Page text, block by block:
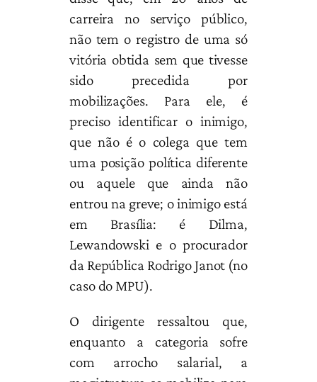
carreira no serviço público,
não tem o registro de uma só
vitória obtida sem que tivesse
sido precedida por
mobilizações. Para ele, é
preciso identificar o inimigo,
que não é o colega que tem
uma posição política diferente
ou aquele que ainda não
entrou na greve; o inimigo está
em Brasília: é Dilma,
Lewandowski e o procurador
da República Rodrigo Janot (no
caso do MPU).
O dirigente ressaltou que,
enquanto a categoria sofre
com arrocho salarial, a